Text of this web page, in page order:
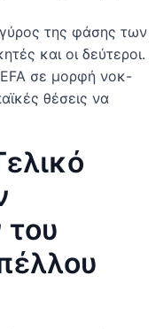
της φάσης των
και οι δεύτεροι.
σε μορφή νοκ-
θέσεις να